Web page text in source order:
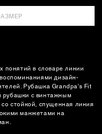
понятий в словаре линии
дизайн-
Рубашка Grandpa's Fit
рубашки с винтажным
стойкой, спущенная линия
манжетами на